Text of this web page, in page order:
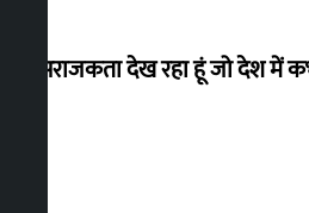
मैं ऐसी अराजकता देख रहा हूं जो देश में